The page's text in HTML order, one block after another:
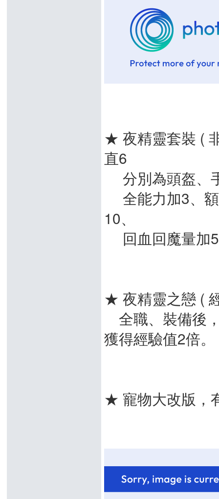
★ 夜精靈套裝 (
直6
分別為頭盔、
全能力加3、
10、
回血回魔量加
★ 夜精靈之戀 (
全職、裝備後
獲得經驗值2倍。
★ 寵物大改版，